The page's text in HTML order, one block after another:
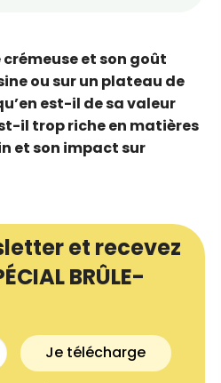
et son goût
ou sur un plateau de
est-il de sa valeur
il trop riche en matières
et son impact sur
et recevez
BRÛLE-
Je télécharge